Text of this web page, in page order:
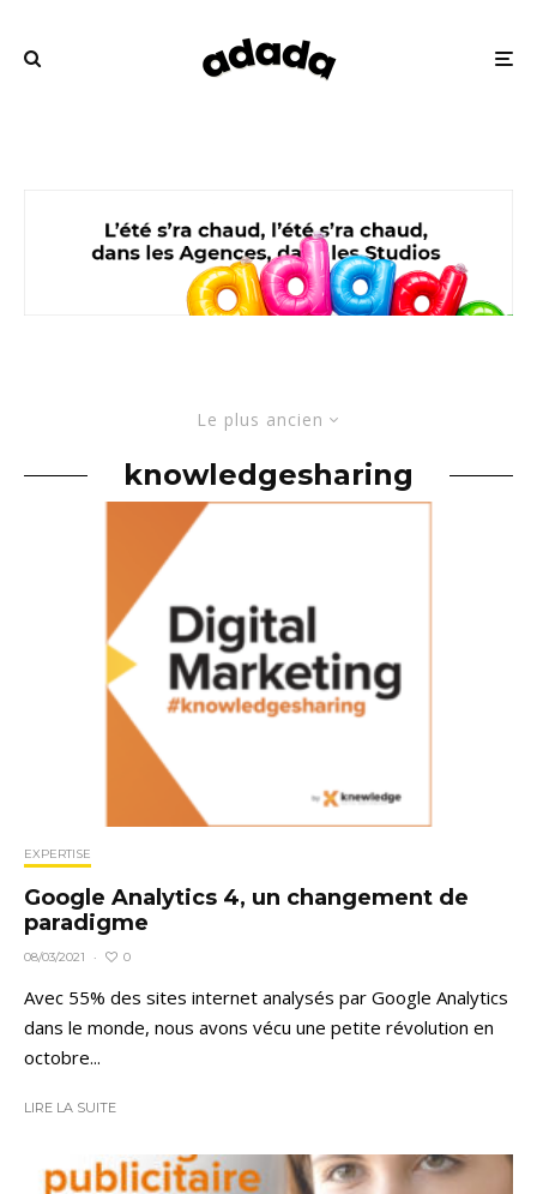
Le plus ancien
knowledgesharing
EXPERTISE
Google Analytics 4, un changement de
paradigme
08/03/2021 · 0
Avec 55% des sites internet analysés par Google Analytics
dans le monde, nous avons vécu une petite révolution en
octobre...
LIRE LA SUITE